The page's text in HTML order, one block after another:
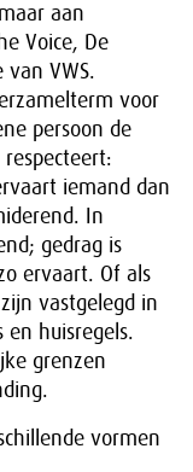
aan
Voice, De
VWS.
voor
persoon de
iemand dan
In
gedrag is
ervaart. Of als
vastgelegd in
en huisregels.
grenzen
vormen